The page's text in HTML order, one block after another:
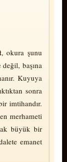
, okura şunu
değil, başına
Kuyuya
sonra
imtihandır.
merhameti
büyük bir
emanet